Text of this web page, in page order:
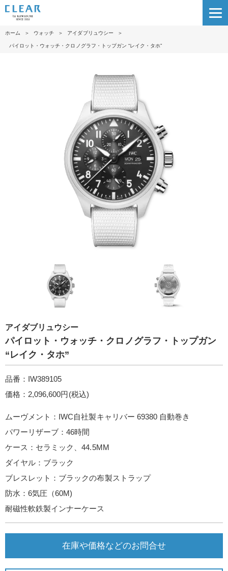
ホーム ＞ ウォッチ ＞ アイダブリュウシー ＞
パイロット・ウォッチ・クロノグラフ・トップガン “レイク・タホ”
アイダブリュウシー
パイロット・ウォッチ・クロノグラフ・トップガン
“レイク・タホ”
品番：IW389105
価格：2,096,600円(税込)
ムーヴメント：IWC自社製キャリバー 69380 自動巻き
パワーリザーブ：46時間
ケース：セラミック、44.5MM
ダイヤル：ブラック
ブレスレット：ブラックの布製ストラップ
防水：6気圧（60M)
耐磁性軟鉄製インナーケース
在庫や価格などのお問合せ